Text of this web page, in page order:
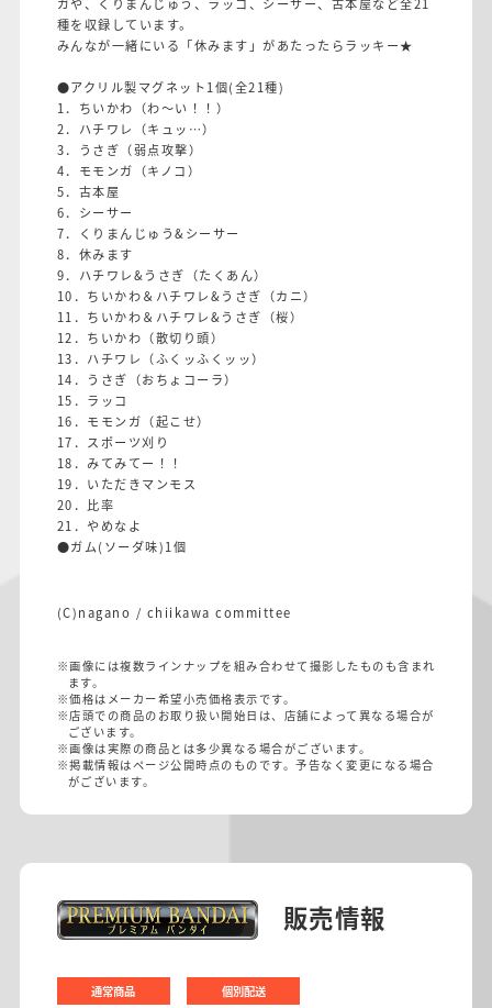
種を収録しています。
みんなが一緒にいる「休みます」があたったらラッキー★
●アクリル製マグネット1個(全21種)
1．ちいかわ（わ～い！！）
2．ハチワレ（キュッ…）
3．うさぎ（弱点攻撃）
4．モモンガ（キノコ）
5．古本屋
6．シーサー
7．くりまんじゅう&シーサー
8．休みます
9．ハチワレ&うさぎ（たくあん）
10．ちいかわ＆ハチワレ&うさぎ（カニ）
11．ちいかわ＆ハチワレ&うさぎ（桜）
12．ちいかわ（散切り頭）
13．ハチワレ（ふくッふくッッ）
14．うさぎ（おちょコーラ）
15．ラッコ
16．モモンガ（起こせ）
17．スポーツ刈り
18．みてみてー！！
19．いただきマンモス
20．比率
21．やめなよ
●ガム(ソーダ味)1個
(C)nagano / chiikawa committee
※画像には複数ラインナップを組み合わせて撮影したものも含まれ
ます。
※価格はメーカー希望小売価格表示です。
※店頭での商品のお取り扱い開始日は、店舗によって異なる場合が
ございます。
※画像は実際の商品とは多少異なる場合がございます。
※掲載情報はページ公開時点のものです。予告なく変更になる場合
がございます。
販売情報
通常商品 個別配送